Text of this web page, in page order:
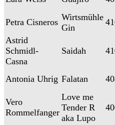
Petra Cisneros Wirtsmühle
Gin
Astrid
Schmidl-
Casna
Saidah
Antonia Uhrig Falatan
Vero
Rommelfanger
Love me
Tender R
aka Lupo